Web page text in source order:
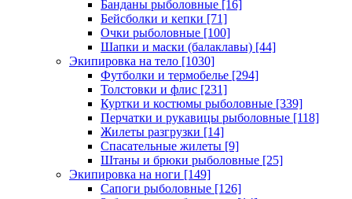
Банданы рыболовные [16]
Бейсболки и кепки [71]
Очки рыболовные [100]
Шапки и маски (балаклавы) [44]
Экипировка на тело [1030]
Футболки и термобелье [294]
Толстовки и флис [231]
Куртки и костюмы рыболовные [339]
Перчатки и рукавицы рыболовные [118]
Жилеты разгрузки [14]
Спасательные жилеты [9]
Штаны и брюки рыболовные [25]
Экипировка на ноги [149]
Сапоги рыболовные [126]